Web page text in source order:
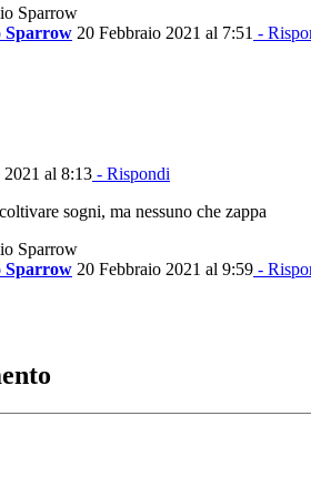
Sparrow 20 Febbraio 2021 al 7:51 -
2021 al 8:13 - Rispondi
sogni, ma nessuno che zappa
Sparrow 20 Febbraio 2021 al 9:59 -